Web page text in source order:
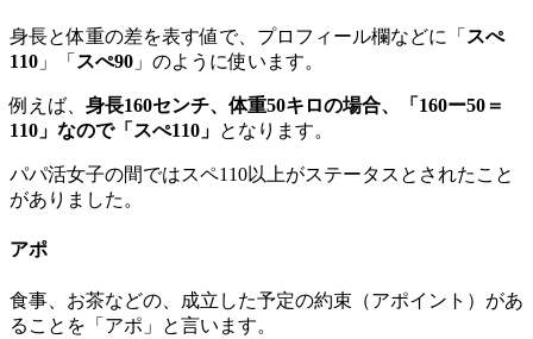
身長と体重の差を表す値で、プロフィール欄などに「 スぺ
110 」「 スぺ90 」のように使います。
例えば、 身長160センチ、体重50キロの場合、「160ー50＝
110」なので「スぺ110」 となります。
パパ活女子の間ではスペ110以上がステータスとされたこと
がありました。
アポ
食事、お茶などの、成立した予定の約束（アポイント）があ
ることを「アポ」と言います。